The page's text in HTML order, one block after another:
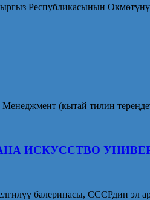
Республикасынын Өкмөтүнүн
(кытай тилин
ИСКУССТВО
балеринасы, СССРдин эл